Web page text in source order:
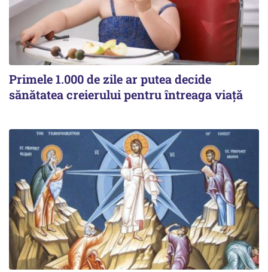
Primele 1.000 de zile ar putea decide
sănătatea creierului pentru întreaga viață